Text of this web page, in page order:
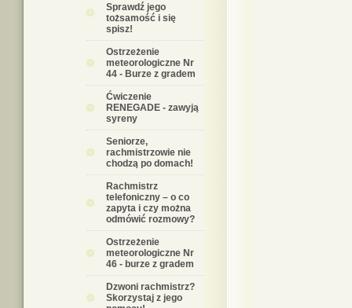
Sprawdź jego
tożsamość i się
spisz!
Ostrzeżenie
meteorologiczne Nr
44 - Burze z gradem
Ćwiczenie
RENEGADE - zawyją
syreny
Seniorze,
rachmistrzowie nie
chodzą po domach!
Rachmistrz
telefoniczny – o co
zapyta i czy można
odmówić rozmowy?
Ostrzeżenie
meteorologiczne Nr
46 - burze z gradem
Dzwoni rachmistrz?
Skorzystaj z jego